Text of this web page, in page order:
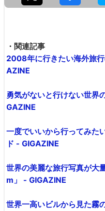
・関連記事
2008年に行きたい海外旅
AZINE
勇気がないと行けない世界
GAZINE
一度でいいから行ってみた
ド - GIGAZINE
世界の美麗な旅行写真が
m」 - GIGAZINE
世界一高いビルから見た霧